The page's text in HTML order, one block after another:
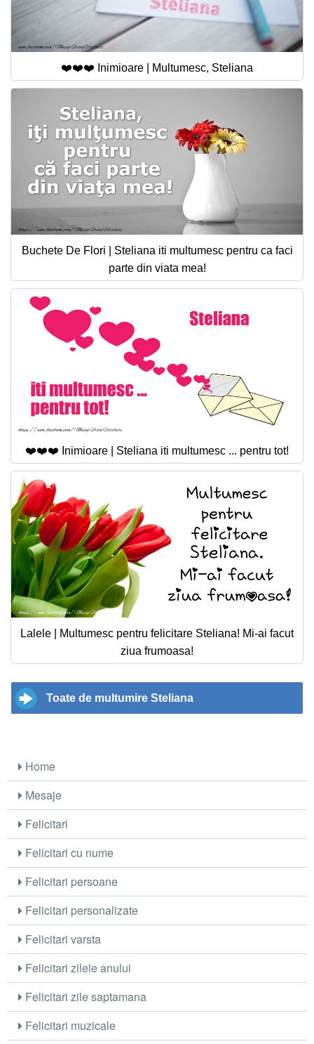
❤️❤️❤️ Inimioare | Multumesc, Steliana
Buchete De Flori | Steliana iti multumesc pentru ca faci
parte din viata mea!
❤️❤️❤️ Inimioare | Steliana iti multumesc ... pentru tot!
Lalele | Multumesc pentru felicitare Steliana! Mi-ai facut
ziua frumoasa!
Toate de multumire Steliana
Home
Mesaje
Felicitari
Felicitari cu nume
Felicitari persoane
Felicitari personalizate
Felicitari varsta
Felicitari zilele anului
Felicitari zile saptamana
Felicitari muzicale